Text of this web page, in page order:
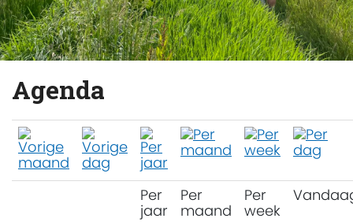
Agenda
Per
jaar
Per
maand
Per
week